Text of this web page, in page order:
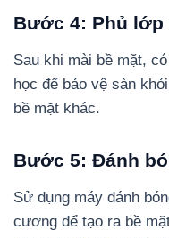
Bước 4: Phủ lớp
Sau khi mài bề mặt,
học để bảo vệ sàn
bề mặt khác.
Bước 5: Đánh
Sử dụng máy đánh
cương để tạo ra bề